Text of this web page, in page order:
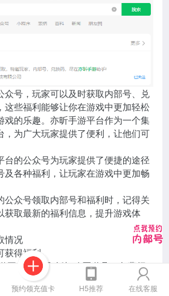
预约领充值卡 H5推荐 在线客服
众号，玩家可以及时获取内部号、兑
这些福利能够让你在游戏中更加轻松
戏的乐趣。亦昕手游平台作为一个集
，为广大玩家提供了便利，让他们可
台的公众号为玩家提供了便捷的途径
及各种福利，让玩家在游戏中更加畅
公众号领取内部号和福利时，记得关
获取最新的福利信息，提升游戏体
情况
获得福利
平台公众号 折扣购买道具、免费领
部号申请及福利领取的相关信息。希